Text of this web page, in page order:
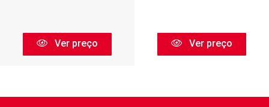
Ver preço Ver preço